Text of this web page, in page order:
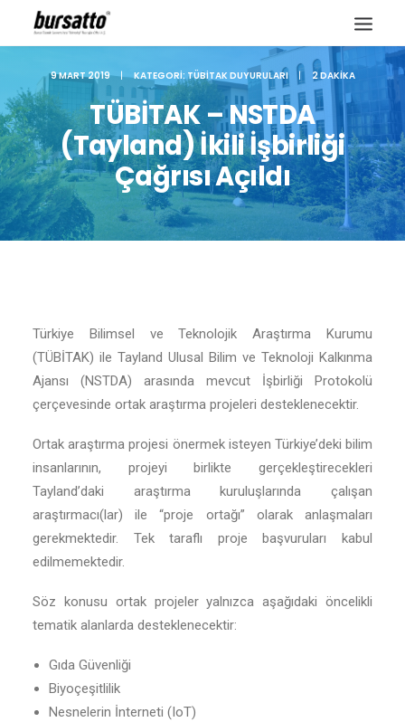
Site içi arama
9 MART 2019 | KATEGORI:TÜBITAK DUYURULARI | 2 DAKIKA
TÜBİTAK – NSTDA
(Tayland) İkili İşbirliği
Çağrısı Açıldı
Türkiye Bilimsel ve Teknolojik Araştırma Kurumu
(TÜBİTAK) ile Tayland Ulusal Bilim ve Teknoloji Kalkınma
Ajansı (NSTDA) arasında mevcut İşbirliği Protokolü
çerçevesinde ortak araştırma projeleri desteklenecektir.
Ortak araştırma projesi önermek isteyen Türkiye’deki bilim
insanlarının, projeyi birlikte gerçekleştirecekleri
Tayland’daki araştırma kuruluşlarında çalışan
araştırmacı(lar) ile “proje ortağı” olarak anlaşmaları
gerekmektedir. Tek taraflı proje başvuruları kabul
edilmemektedir.
Söz konusu ortak projeler yalnızca aşağıdaki öncelikli
tematik alanlarda desteklenecektir:
Gıda Güvenliği
Biyoçeşitlilik
Nesnelerin İnterneti (IoT)